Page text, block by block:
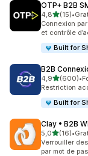
OTP+ B2B
4,8étoile(s)
(15)
15 avis au•
Connexion
et contrôle
Built for
B2B
4,9étoile(s)
(600)
600 avis au•
Restriction
Built for
Clay • B2B
5,0étoile(s)
(16)
16 avis au•
Verrouiller
par mot de